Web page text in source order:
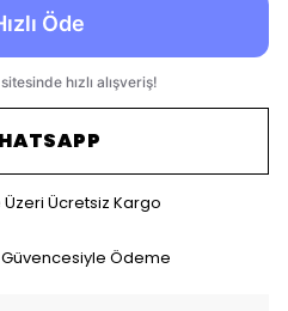
Üzeri Ücretsiz Kargo
Ödeme